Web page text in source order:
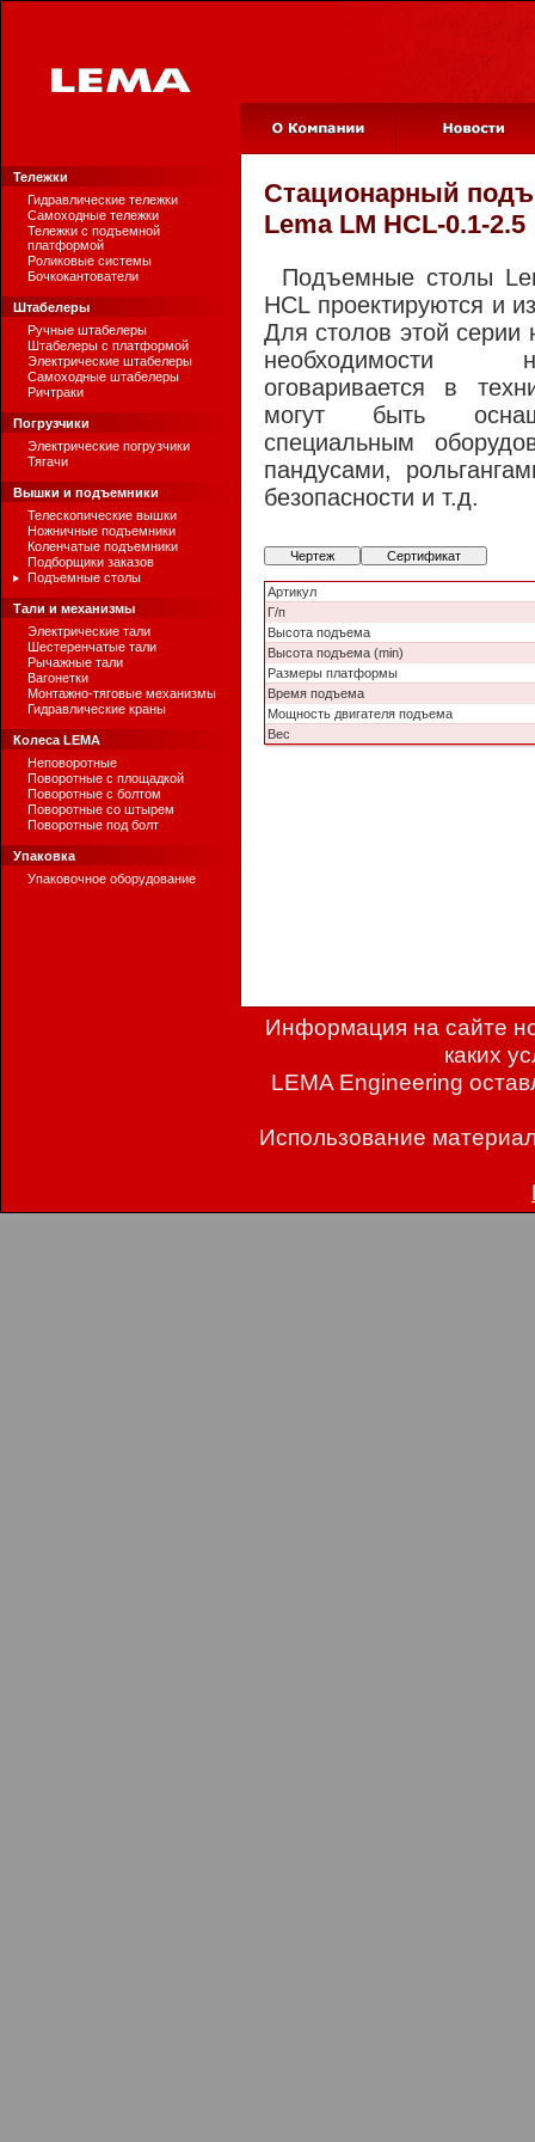
Тележки
Гидравлические тележки
Самоходные тележки
Тележки с подъемной
платформой
Роликовые системы
Бочкокантователи
Штабелеры
Ручные штабелеры
Штабелеры с платформой
Электрические штабелеры
Самоходные штабелеры
Ричтраки
Погрузчики
Электрические погрузчики
Тягачи
Вышки и подъемники
Телескопические вышки
Ножничные подъемники
Коленчатые подъемники
Подборщики заказов
Подъемные столы
Тали и механизмы
Электрические тали
Шестеренчатые тали
Рычажные тали
Вагонетки
Монтажно-тяговые механизмы
Гидравлические краны
Колеса LEMA
Неповоротные
Поворотные с площадкой
Поворотные с болтом
Поворотные со штырем
Поворотные под болт
Упаковка
Упаковочное оборудование
Стационарный
Lema LM HCL-0.1-2.5
Подъемные столы
HCL проектируются и
Для столов этой
необходимости
оговаривается в
могут быть
специальным
пандусами,
безопасности и т.д.
Чертеж Сертификат
Артикул
Г/п
Высота подъема
Высота подъема (min)
Размеры платформы
Время подъема
Мощность двигателя подъема
Вес
Информация на сайте
каких
LEMA Engineering
Использование